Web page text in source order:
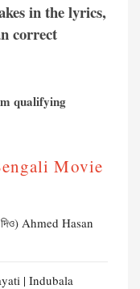
in the lyrics,
correct
qualifying
Movie
Ahmed Hasan
| Indubala